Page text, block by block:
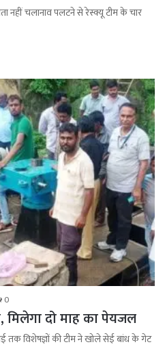
नहीं चलानाव पलटने से रेस्क्यू टीम के चार
0
मिलेगा दो माह का पेयजल
तक विशेषज्ञों की टीम ने खोले सेई बांध के गेट